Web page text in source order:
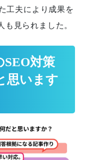
工夫により成果を
も見られました。
対策
思います